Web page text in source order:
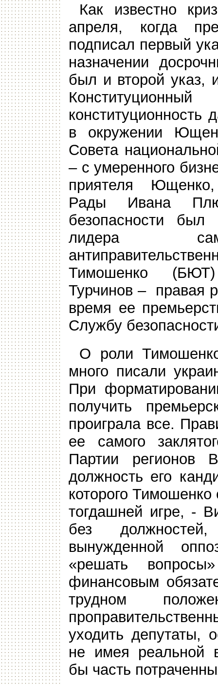
Как известно
апреля, когда
подписал первый
назначении
был и второй указ,
конституционность
в окружении
Совета
– с умеренного
приятеля
Рады Ивана
безопасности был
лидера
Тимошенко
Турчинов – правая
время ее
Службу
О роли
много писали
При
получить
проиграла все.
ее самого
Партии регионов
должность его
которого
тогдашней игре, -
без
вынужденной
«решать
финансовым
трудном
уходить депутаты,
не имея реальной
бы часть